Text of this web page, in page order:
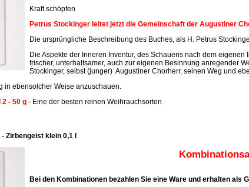
Kraft schöpfen
Petrus Stockinger leitet jetzt die Gemeinschaft der Augustiner
Die ursprüngliche Beschreibung des Buches, als H. Petrus
Die Aspekte der Inneren Inventur, des Schauens nach dem
frischer, unterhaltsamer, auch zur eigenen Besinnung anregender
Stockinger, selbst (junger) Augustiner Chorherr, seinen Weg und
in ebensolcher Weise anzuschauen.
- 50 g - Eine der besten reinen Weihrauchsorten
Zirbengeist klein 0,1 l
Bei den Kombinationen bezahlen Sie eine Ware und erhalten als